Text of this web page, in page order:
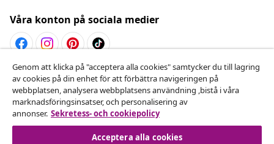
Våra konton på sociala medier
Avbryta avtalet
Skicka in en begäran om uttag för din beställning.
Avbryta avtalet
Genom att klicka på "acceptera alla cookies" samtycker du till lagring
av cookies på din enhet för att förbättra navigeringen på
webbplatsen, analysera webbplatsens användning ,bistå i våra
marknadsföringsinsatser, och personalisering av
annonser. Sekretess- och cookiepolicy
Acceptera alla cookies